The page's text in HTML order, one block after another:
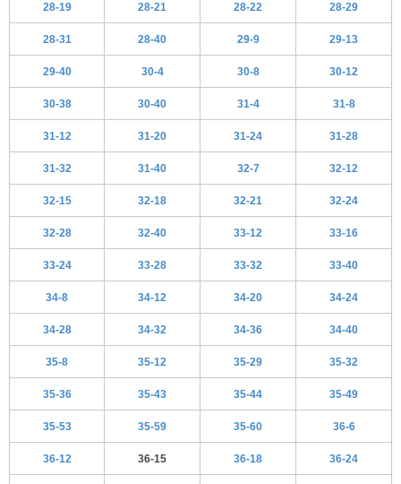
28-19 28-21 28-22 28-29
28-31 28-40 29-9 29-13
29-40 30-4 30-8 30-12
30-38 30-40 31-4 31-8
31-12 31-20 31-24 31-28
31-32 31-40 32-7 32-12
32-15 32-18 32-21 32-24
32-28 32-40 33-12 33-16
33-24 33-28 33-32 33-40
34-8 34-12 34-20 34-24
34-28 34-32 34-36 34-40
35-8 35-12 35-29 35-32
35-36 35-43 35-44 35-49
35-53 35-59 35-60 36-6
36-12 36-15 36-18 36-24